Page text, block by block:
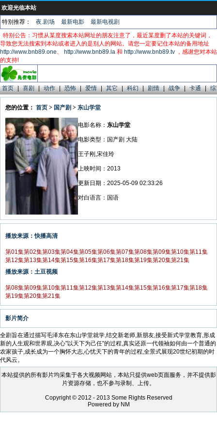
欢迎光临本站
特别推荐： 夜.剧场 最新电影
最新电视剧
特别公告：习惯从某度搜索本站网址的朋友注意了，最近某度删了本站的关键词，
导致您无法搜索到本站或者进入的是别人的网站。请您一定要记住本站的备用地址
http://www.bnb89.one、 http://www.bnb89.la 和 http://www.bnb89.tv ，感谢您对本站
的支持!
首页 | 喜剧 | 动作 | 恐怖 | 爱情 | 其它 | 科幻 | 剧情 | 战争 | 卡通 |
您的位置： 首页 > 国产剧 > 东山学堂
电影名称： 东山学堂
电影类型：国产剧 大陆
王子刚,宋佳玲
上映时间：2013
更新日期：2025-05-09 02:33:26
对白语言：国语
播放来源：快播高清
第01集第02集第03集第04集第05集第06集第07集第08集第09集第10集第11集
第12集第13集第14集第15集第16集第17集第18集第19集第20集第21集
播放来源：土豆视频
第08集第09集第10集第11集第12集第13集第14集第15集第16集第17集第18集
第19集第20集第21集
影片简介
全剧旨在通过描写毛泽东在东山学堂就学,结交新老师,新朋友,接受新式学堂教育,形成
新的人生观和世界观,决心"以天下为己任"的过程,真实还原一代领袖如何由一个普通的
农家孩子,成长成为一个胸怀大志,心忧天下的青年的过程,全景式展现20世纪初期的时
代风云。
本站提供的所有影片均采集于各大视频网站，本站只提供web页面服务，并不提供影
片资源存储，也不参与录制、上传。
Copyright © 2012 - 2013 Some Rights Reserved
Powered by NM